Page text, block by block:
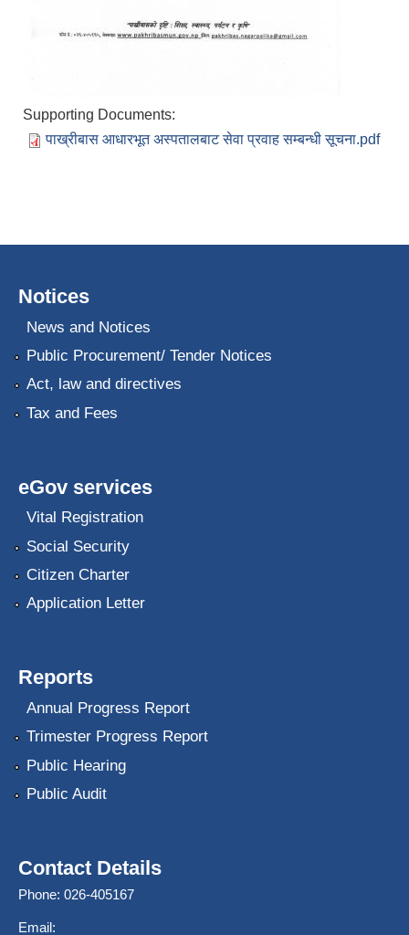
Supporting Documents:
पाख्रीबास आधारभूत अस्पतालबाट सेवा प्रवाह सम्बन्धी सूचना.pdf
Notices
News and Notices
Public Procurement/ Tender Notices
Act, law and directives
Tax and Fees
eGov services
Vital Registration
Social Security
Citizen Charter
Application Letter
Reports
Annual Progress Report
Trimester Progress Report
Public Hearing
Public Audit
Contact Details
Phone: 026-405167
Email: